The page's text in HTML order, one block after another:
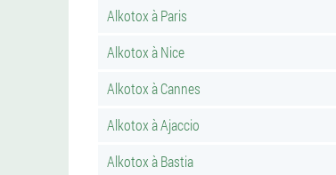
Alkotox à Paris
Alkotox à Nice
Alkotox à Cannes
Alkotox à Ajaccio
Alkotox à Bastia